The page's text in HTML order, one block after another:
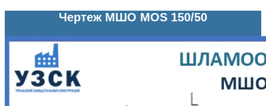
Чертеж МШО MOS 150/50